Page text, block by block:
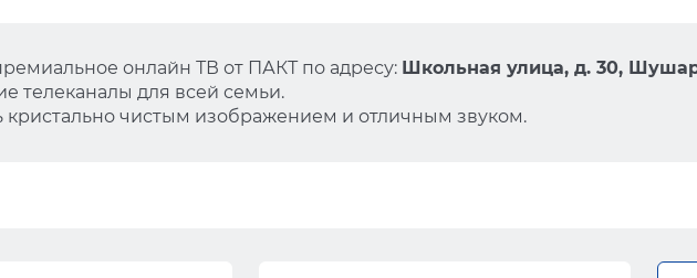
онлайн ТВ от ПАКТ по адресу: Школьная улица, д. 30,
телеканалы для всей семьи.
кристально чистым изображением и отличным звуком.